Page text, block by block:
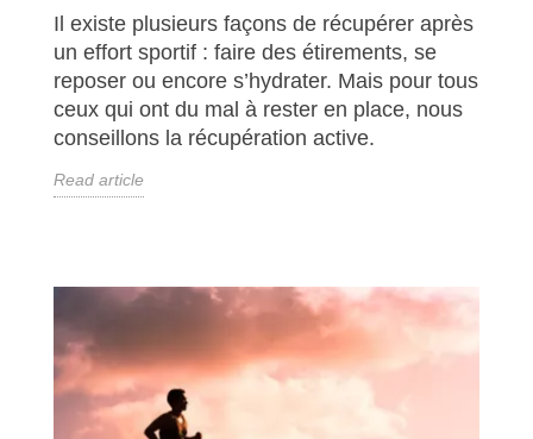
Il existe plusieurs façons de récupérer après
un effort sportif : faire des étirements, se
reposer ou encore s’hydrater. Mais pour tous
ceux qui ont du mal à rester en place, nous
conseillons la récupération active.
Read article